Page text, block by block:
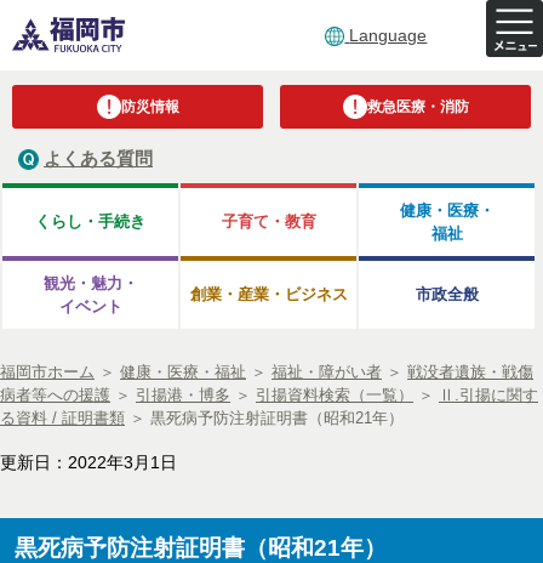
Language
防災情報 救急医療・消防
よくある質問
くらし・手続き 子育て・教育
健康・医療・
福祉
観光・魅力・
イベント
創業・産業・ビジネス 市政全般
福岡市ホーム ＞ 健康・医療・福祉 ＞ 福祉・障がい者 ＞ 戦没者遺族・戦傷
病者等への援護 ＞ 引揚港・博多 ＞ 引揚資料検索（一覧） ＞
Ⅱ.引揚に関す
る資料 / 証明書類 ＞ 黒死病予防注射証明書（昭和21年）
更新日：2022年3月1日
黒死病予防注射証明書（昭和21年）